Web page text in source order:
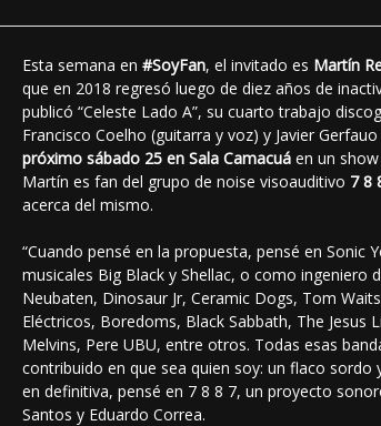
Esta semana en#SoyFan, el invitado es Martín
que en 2018 regresó luego de diez años de
publicó “Celeste Lado A”, su cuarto trabajo
Francisco Coelho (guitarra y voz) y Javier
próximo sábado 25 en Sala Camacuá en un
Martín es fan del grupo de noise visoauditivo 7 8
acerca del mismo.
“Cuando pensé en la propuesta, pensé en Sonic
musicales Big Black y Shellac, o como ingeniero
Neubaten, Dinosaur Jr, Ceramic Dogs, Tom
Eléctricos, Boredoms, Black Sabbath, The Jesus
Melvins, Pere UBU, entre otros. Todas esas
contribuido en que sea quien soy: un flaco sordo
en definitiva, pensé en 7 8 8 7, un proyecto
Santos y Eduardo Correa.